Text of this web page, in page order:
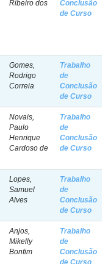
Ribeiro dos
Conclusão
de Curso
Gomes,
Rodrigo
Correia
Trabalho
de
Conclusão
de Curso
Novais,
Paulo
Henrique
Cardoso de
Trabalho
de
Conclusão
de Curso
Lopes,
Samuel
Alves
Trabalho
de
Conclusão
de Curso
Anjos,
Mikelly
Bonfim
Trabalho
de
Conclusão
de Curso